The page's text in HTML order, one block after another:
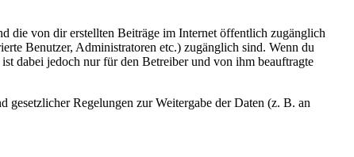
die von dir erstellten Beiträge im Internet öffentlich zugänglich
Benutzer, Administratoren etc.) zugänglich sind. Wenn du
dabei jedoch nur für den Betreiber und von ihm beauftragte
Regelungen zur Weitergabe der Daten (z. B. an